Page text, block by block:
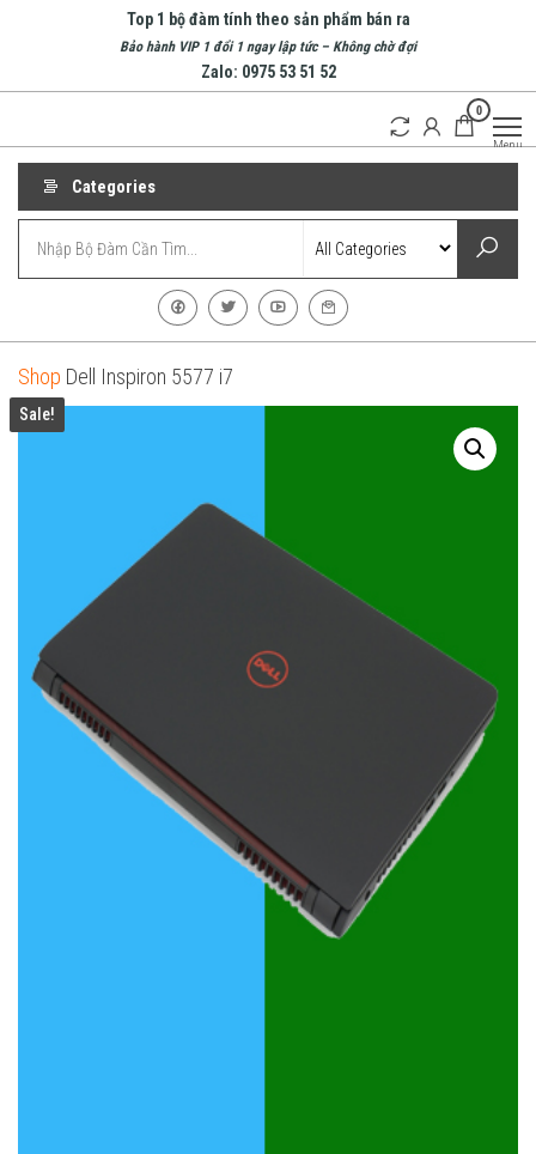
Top 1 bộ đàm tính theo sản phẩm bán ra
Bảo hành VIP 1 đổi 1 ngay lập tức – Không chờ đợi
Zalo: 0975 53 51 52
Đàm
Nha
Trang
Đàm
Cầm
đầu về
đàm
Nha
0
Menu
Categories
Shop Dell Inspiron 5577 i7
Sale!